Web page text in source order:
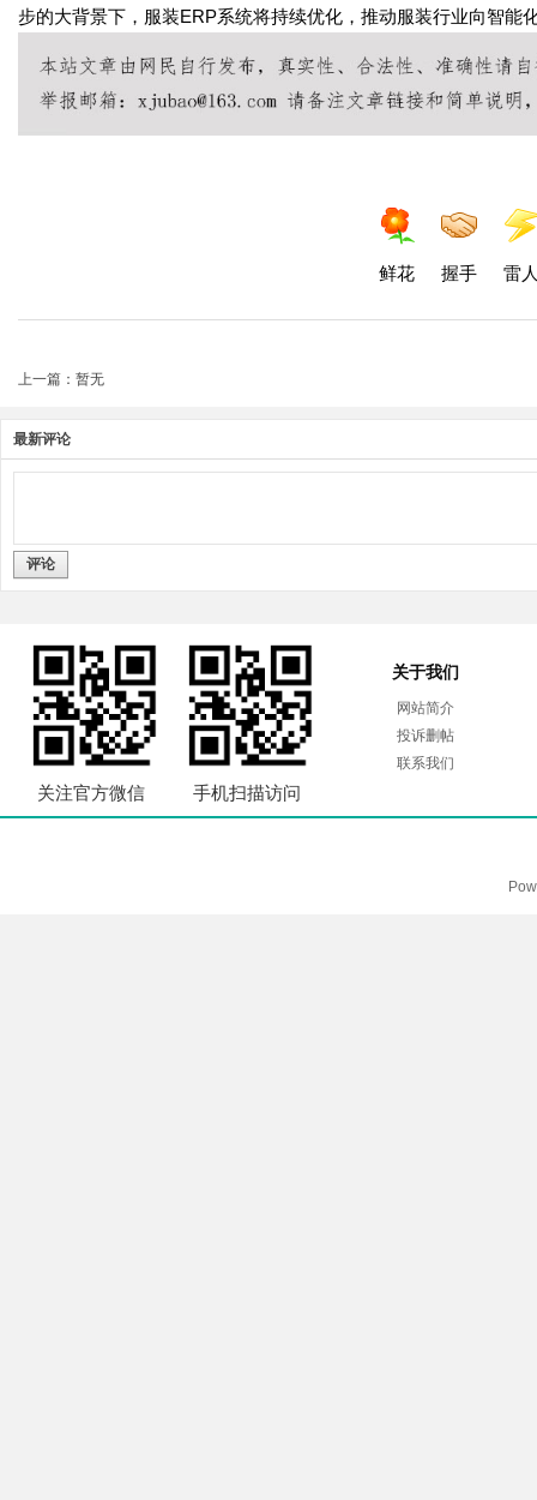
步的大背景下，服装ERP系统将持续优化，推动服装行业向智能
鲜花 握手 雷
上一篇：暂无
最新评论
评论
关注官方微信 手机扫描访问
关于我们
网站简介
投诉删帖
联系我们